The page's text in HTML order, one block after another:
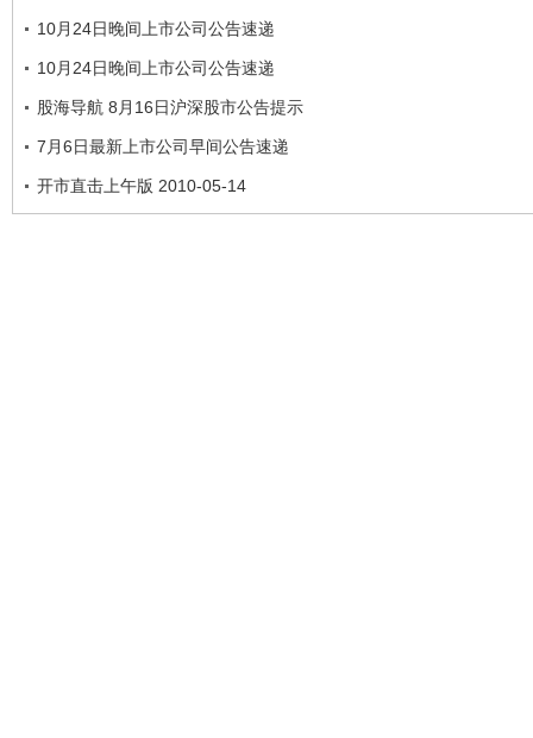
10月24日晚间上市公司公告速递
10月24日晚间上市公司公告速递
股海导航 8月16日沪深股市公告提示
7月6日最新上市公司早间公告速递
开市直击上午版 2010-05-14